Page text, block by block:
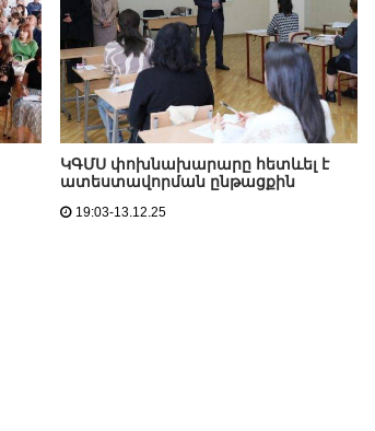
ԿԳՄՍ փոխնախարարը հետևել է
ատեստավորման ընթացքին
19:03-13.12.25